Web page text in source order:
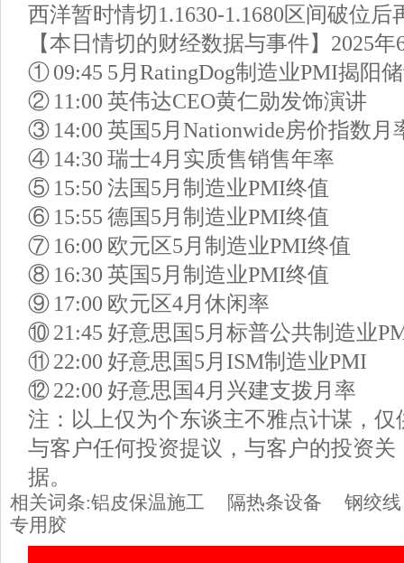
西洋暂时情切1.1630-1.1680区间破位后
【本日情切的财经数据与事件】2025年
① 09:45 5月RatingDog制造业PMI揭阳
② 11:00 英伟达CEO黄仁勋发饰演讲
③ 14:00 英国5月Nationwide房价指数月
④ 14:30 瑞士4月实质售销售年率
⑤ 15:50 法国5月制造业PMI终值
⑥ 15:55 德国5月制造业PMI终值
⑦ 16:00 欧元区5月制造业PMI终值
⑧ 16:30 英国5月制造业PMI终值
⑨ 17:00 欧元区4月休闲率
⑩ 21:45 好意思国5月标普公共制造业
⑪ 22:00 好意思国5月ISM制造业PMI
⑫ 22:00 好意思国4月兴建支拨月率
注：以上仅为个东谈主不雅点计谋，
与客户任何投资提议，与客户的投资
据。
相关词条:铝皮保温施工 隔热条设备
钢绞线
专用胶